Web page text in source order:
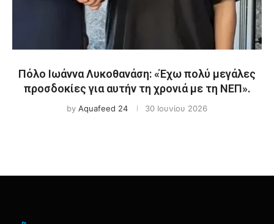
Πόλο Ιωάννα Λυκοθανάση: «Έχω πολύ μεγάλες
προσδοκίες για αυτήν τη χρονιά με τη ΝΕΠ».
by Aquafeed 24 30 Ιουνίου 2026